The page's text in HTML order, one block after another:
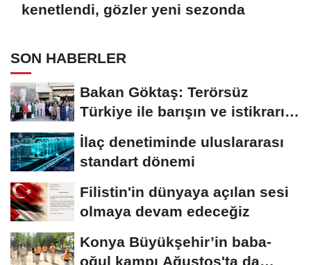
kenetlendi, gözler yeni sezonda
SON HABERLER
Bakan Göktaş: Terörsüz
Türkiye ile barışın ve istikrarın
güçlendiği...
İlaç denetiminde uluslararası
standart dönemi
Filistin'in dünyaya açılan sesi
olmaya devam edeceğiz
Konya Büyükşehir’in baba-
oğul kampı Ağustos'ta da